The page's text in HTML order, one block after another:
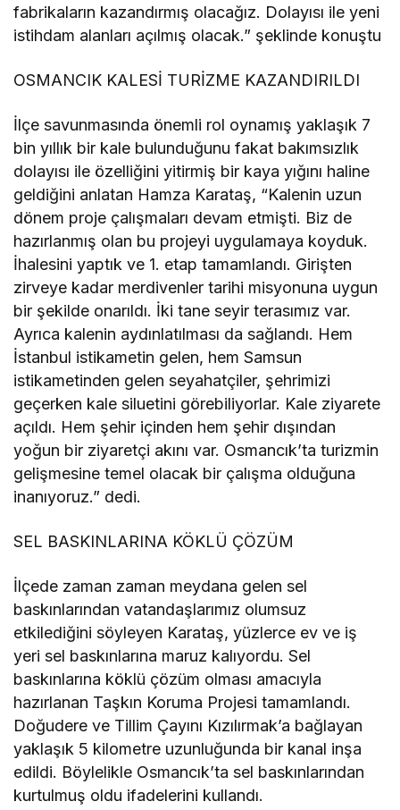
fabrikaların kazandırmış olacağız. Dolayısı ile yeni
istihdam alanları açılmış olacak.” şeklinde konuştu
OSMANCIK KALESİ TURİZME KAZANDIRILDI
İlçe savunmasında önemli rol oynamış yaklaşık 7
bin yıllık bir kale bulunduğunu fakat bakımsızlık
dolayısı ile özelliğini yitirmiş bir kaya yığını haline
geldiğini anlatan Hamza Karataş, “Kalenin uzun
dönem proje çalışmaları devam etmişti. Biz de
hazırlanmış olan bu projeyi uygulamaya koyduk.
İhalesini yaptık ve 1. etap tamamlandı. Girişten
zirveye kadar merdivenler tarihi misyonuna uygun
bir şekilde onarıldı. İki tane seyir terasımız var.
Ayrıca kalenin aydınlatılması da sağlandı. Hem
İstanbul istikametin gelen, hem Samsun
istikametinden gelen seyahatçiler, şehrimizi
geçerken kale siluetini görebiliyorlar. Kale ziyarete
açıldı. Hem şehir içinden hem şehir dışından
yoğun bir ziyaretçi akını var. Osmancık’ta turizmin
gelişmesine temel olacak bir çalışma olduğuna
inanıyoruz.” dedi.
SEL BASKINLARINA KÖKLÜ ÇÖZÜM
İlçede zaman zaman meydana gelen sel
baskınlarından vatandaşlarımız olumsuz
etkilediğini söyleyen Karataş, yüzlerce ev ve iş
yeri sel baskınlarına maruz kalıyordu. Sel
baskınlarına köklü çözüm olması amacıyla
hazırlanan Taşkın Koruma Projesi tamamlandı.
Doğudere ve Tillim Çayını Kızılırmak’a bağlayan
yaklaşık 5 kilometre uzunluğunda bir kanal inşa
edildi. Böylelikle Osmancık’ta sel baskınlarından
kurtulmuş oldu ifadelerini kullandı.